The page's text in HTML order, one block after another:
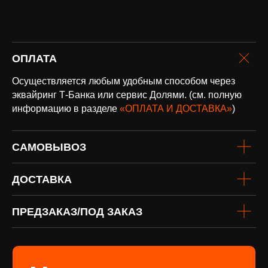
ОПЛАТА
Осуществляется любым удобным способом через
эквайринг Т-Банка или сервис Долями. (см. полную
информацию в разделе «ОПЛАТА И ДОСТАВКА»)
САМОВЫВОЗ
ДОСТАВКА
ПРЕДЗАКАЗ/ПОД ЗАКАЗ
винил
Под заказ
Если вы не нашли интересующую
оплата и
доставка
Подробнее
Доставка по всей России и странам
СНГ